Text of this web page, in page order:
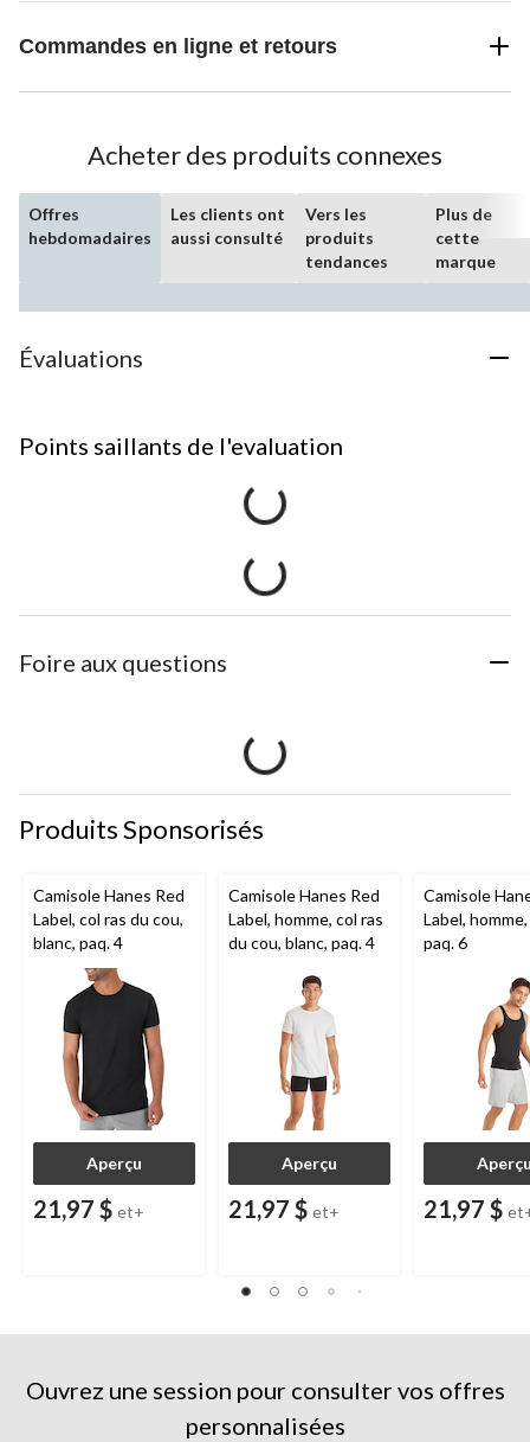
Commandes en ligne et retours
Acheter des produits connexes
Offres
hebdomadaires
Les clients ont
aussi consulté
Vers les
produits
tendances
Plus de
cette
marque
Évaluations
Points saillants de l'evaluation
Foire aux questions
Produits Sponsorisés
Camisole Hanes Red
Label, col ras du cou,
blanc, paq. 4
Aperçu
21,97 $ et+
Camisole Hanes Red
Label, homme, col ras
du cou, blanc, paq. 4
Aperçu
21,97 $ et+
Camisole
Label,
paq. 6
21,97 $
Ouvrez une session pour consulter vos offres
personnalisées